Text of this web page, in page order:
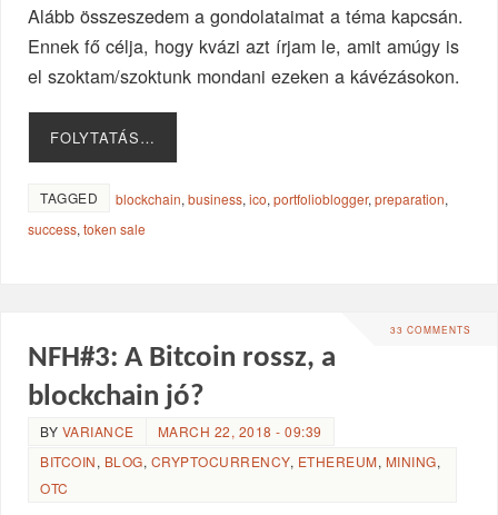
Alább összeszedem a gondolataimat a téma kapcsán.
Ennek fő célja, hogy kvázi azt írjam le, amit amúgy is
el szoktam/szoktunk mondani ezeken a kávézásokon.
FOLYTATÁS…
TAGGED blockchain,business,ico,portfolioblogger,preparation,
success,token sale
33 COMMENTS
NFH#3: A Bitcoin rossz, a
blockchain jó?
BY VARIANCE
MARCH 22, 2018 - 09:39
BITCOIN, BLOG, CRYPTOCURRENCY, ETHEREUM, MINING,
OTC